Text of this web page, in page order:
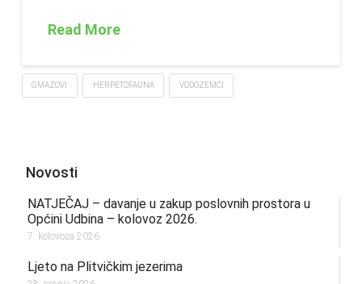
Read More
GMAZOVI HERPETOFAUNA VODOZEMCI
Novosti
NATJEČAJ – davanje u zakup poslovnih prostora u
Općini Udbina – kolovoz 2026.
7. kolovoza 2026.
Ljeto na Plitvičkim jezerima